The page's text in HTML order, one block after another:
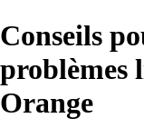
Conseils
problèmes
Orange